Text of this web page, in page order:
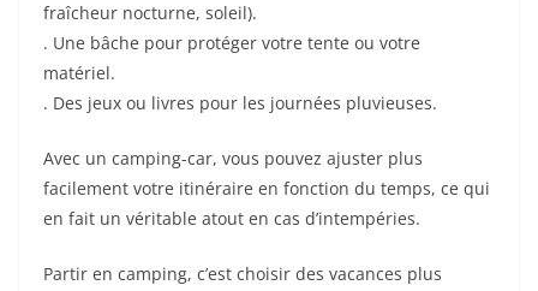
fraîcheur nocturne, soleil).
. Une bâche pour protéger votre tente ou votre
matériel.
. Des jeux ou livres pour les journées pluvieuses.
Avec un camping-car, vous pouvez ajuster plus
facilement votre itinéraire en fonction du temps, ce qui
en fait un véritable atout en cas d’intempéries.
Partir en camping, c’est choisir des vacances plus